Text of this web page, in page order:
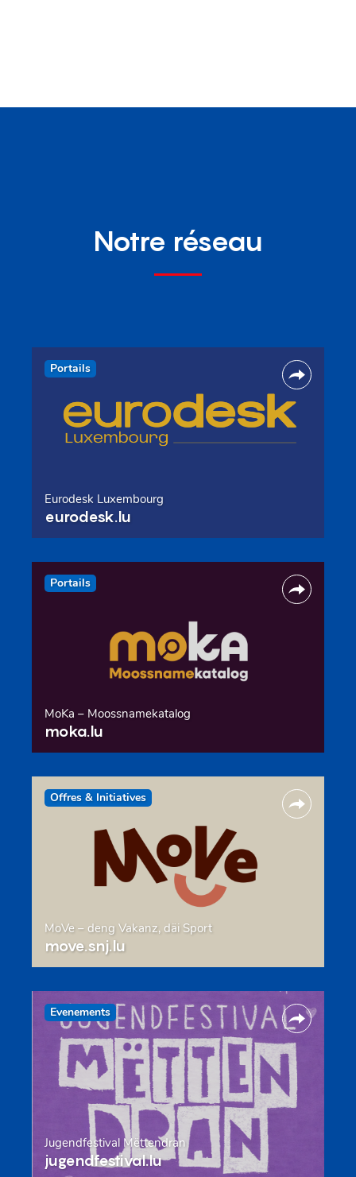
Notre réseau
Portails
Eurodesk Luxembourg
eurodesk.lu
Portails
MoKa – Moossnamekatalog
moka.lu
Offres & Initiatives
MoVe – deng Vakanz, däi Sport
move.snj.lu
Evenements
Jugendfestival Mëttendran
jugendfestival.lu